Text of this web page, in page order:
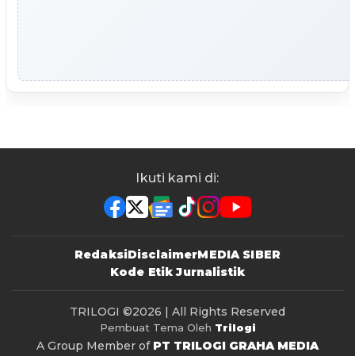
Ikuti kami di:
RedaksiDisclaimerMEDIA SIBER
Kode Etik Jurnalistik
TRILOGI ©2026 | All Rights Reserved
Pembuat Tema Oleh Trilogi
A Group Member of PT TRILOGI GRAHA MEDIA